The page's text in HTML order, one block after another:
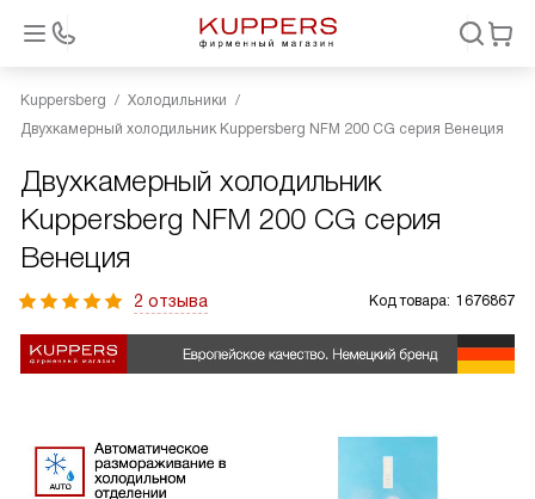
Kuppersberg
Холодильники
Двухкамерный холодильник Kuppersberg NFM 200 CG серия Венеция
Двухкамерный холодильник
Kuppersberg NFM 200 CG серия
Венеция
2 отзыва Код товара: 1676867